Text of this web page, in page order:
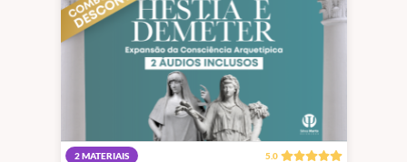
2 MATERIAIS 5.0